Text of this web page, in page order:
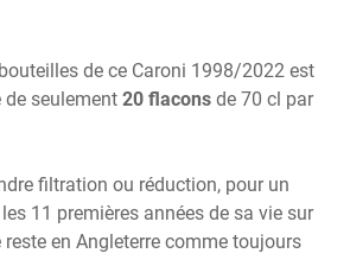
de ce Caroni 1998/2022 est
seulement 20 flacons de 70 cl par
filtration ou réduction, pour un
11 premières années de sa vie sur
reste en Angleterre comme toujours